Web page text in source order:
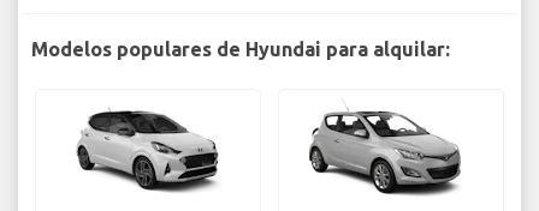
Modelos populares de Hyundai para alquilar: